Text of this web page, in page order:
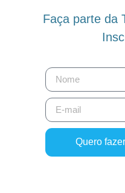
Faça parte da
Quero